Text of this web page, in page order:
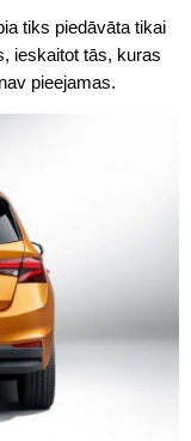
tiks piedāvāta tikai
ieskaitot tās, kuras
pieejamas.